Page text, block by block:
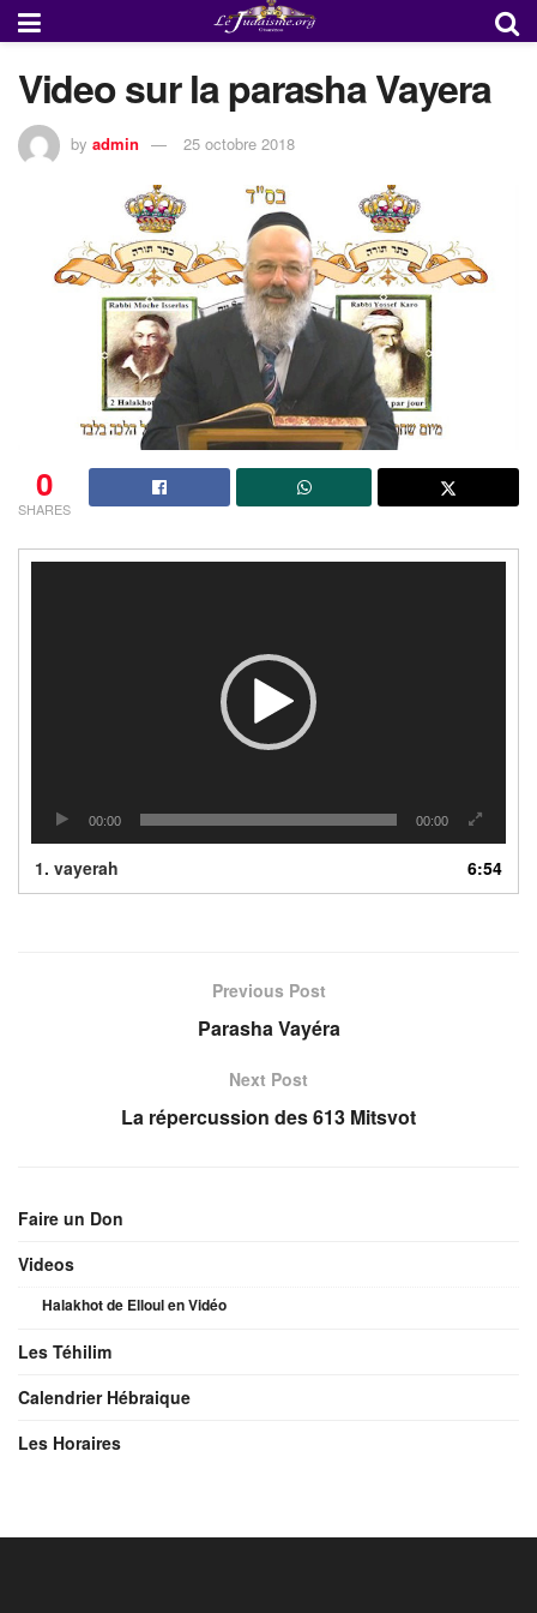
Video sur la parasha Vayera
by admin 25 octobre 2018
0
SHARES
00:00 00:00
1. vayerah 6:54
Previous Post
Parasha Vayéra
Next Post
La répercussion des 613 Mitsvot
Faire un Don
Videos
Halakhot de Elloul en Vidéo
Les Téhilim
Calendrier Hébraique
Les Horaires